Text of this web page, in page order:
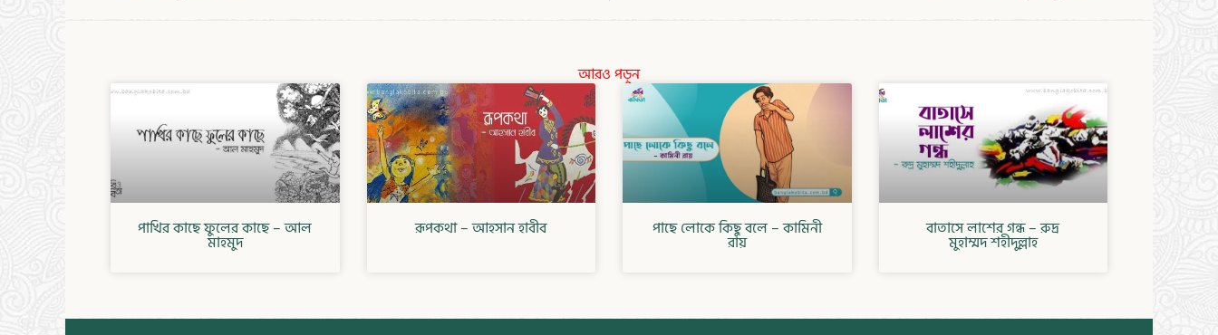
আরও পড়ুন
পাখির কাছে ফুলের কাছে – আল
মাহমুদ
রূপকথা – আহসান হাবীব পাছে লোকে কিছু বলে – কামিনী
রায়
বাতাসে লাশের গন্ধ – রুদ্র
মুহাম্মদ শহীদুল্লাহ